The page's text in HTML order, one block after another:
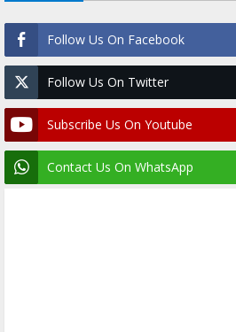
Follow Us On Facebook
Follow Us On Twitter
Subscribe Us On Youtube
Contact Us On WhatsApp